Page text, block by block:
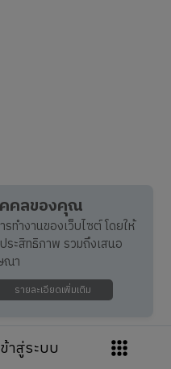
ข้าสู่ระบบ
คลของคุณ
รทำงานของเว็บไซต์ โดยให้
ระสิทธิภาพ รวมถึงเสนอ
ณา
รายละเอียดเพิ่มเติม